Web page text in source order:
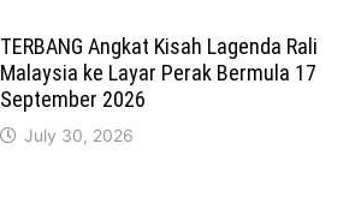
TERBANG Angkat Kisah Lagenda Rali
Malaysia ke Layar Perak Bermula 17
September 2026
July 30, 2026